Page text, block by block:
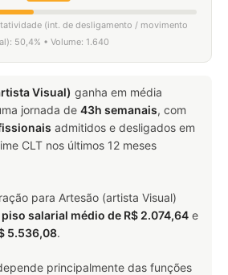
(int. de desligamento / movimento
50,4% • Volume: 1.640
Visual) ganha em média
jornada de 43h semanais, com
admitidos e desligados em
CLT nos últimos 12 meses
para Artesão (artista Visual)
piso salarial médio de R$ 2.074,64 e
5.536,08.
principalmente das funções